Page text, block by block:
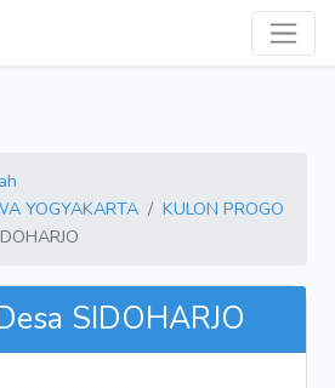
YOGYAKARTA
KULON PROGO
SIDOHARJO